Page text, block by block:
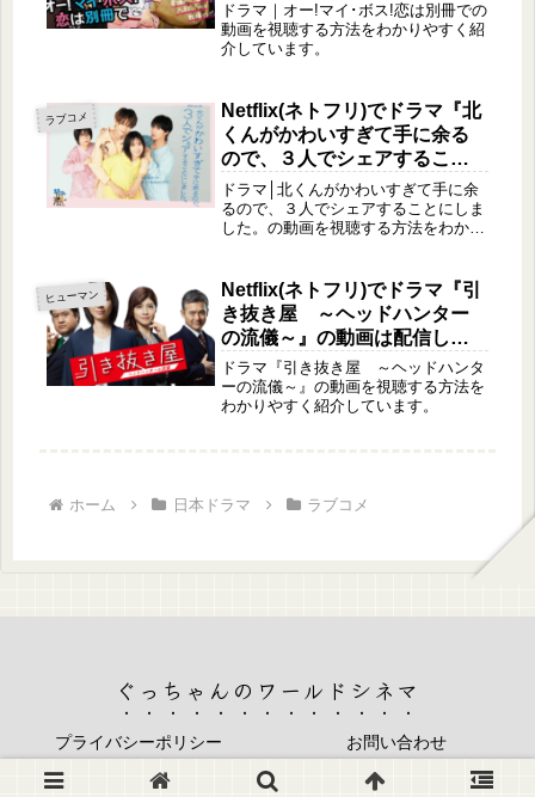
ドラマ｜オー!マイ･ボス!恋は別冊での
動画を視聴する方法をわかりやすく紹
介しています。
ラブコメ
Netflix(ネトフリ)でドラマ『北
くんがかわいすぎて手に余る
ので、３人でシェアすること
にしました。』の動画は配信
してる？
ドラマ│北くんがかわいすぎて手に余
るので、３人でシェアすることにしま
した。の動画を視聴する方法をわかり
ヒューマン
Netflix(ネトフリ)でドラマ『引
き抜き屋 ～ヘッドハンター
の流儀～』の動画は配信して
る？
ドラマ『引き抜き屋 ～ヘッドハンタ
ーの流儀～』の動画を視聴する方法を
わかりやすく紹介しています。
ホーム 日本ドラマ ラブコメ
ぐっちゃんのワールドシネマ
プライバシーポリシー お問い合わせ
© 2022 ぐっちゃんのワールドシネマ.